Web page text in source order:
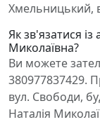
Хмельницький,
Як зв'язатися
Миколаївна?
Ви можете
380977837429.
вул. Свободи,
Наталія